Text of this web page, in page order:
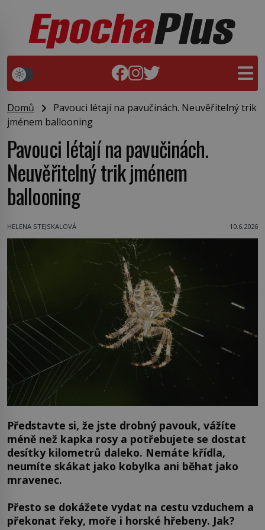
Domů
Pavouci létají na pavučinách. Neuvěřitelný trik
jménem ballooning
Pavouci létají na pavučinách.
Neuvěřitelný trik jménem
ballooning
HELENA STEJSKALOVÁ 10.6.2026
Představte si, že jste drobný pavouk, vážíte
méně než kapka rosy a potřebujete se dostat
desítky kilometrů daleko. Nemáte křídla,
neumíte skákat jako kobylka ani běhat jako
mravenec.
Přesto se dokážete vydat na cestu vzduchem a
překonat řeky, moře i horské hřebeny. Jak?